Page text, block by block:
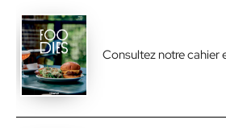
Consultez notre cahier